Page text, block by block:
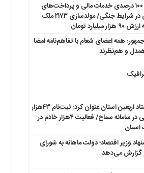
تداوم ۱۰۰ درصدی خدمات مالی و پرداخت‌های
عمومی در شرایط جنگی/ مولدسازی ۲۱۷۳ ملک
میلیارد تومان
همه اعضای شعام با تفاهم‌نامه امضا
و هم‌نظرند
دبیر ستاد اربعین استان عنوان کرد: ثبت‌نام ۴۳هزار
لرستانی در سامانه سماح/ فعالیت ۴هزار خادم در
استان
وزیر اقتصاد؛ دولت ماهانه به شورای
گزارش می‌دهد